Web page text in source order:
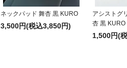
ネックパッド 舞杏 黒 KURO
3,500円(税込3,850円)
アシストグ
杏 黒 KURO
1,500円(